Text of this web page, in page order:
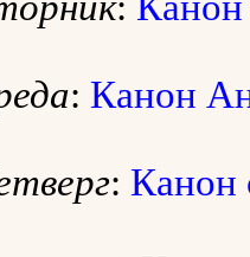
: Канон
: Канон